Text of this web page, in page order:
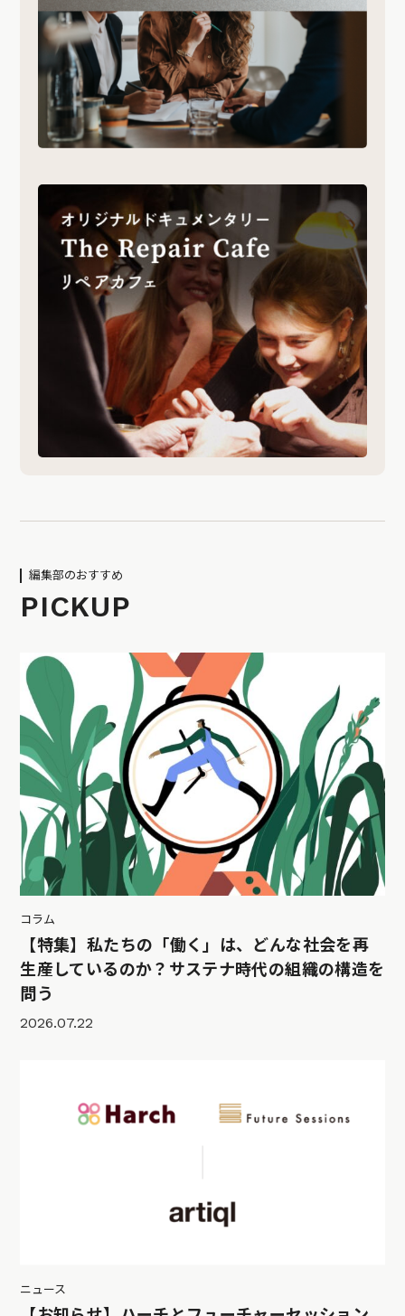
編集部のおすすめ
PICKUP
コラム
【特集】私たちの「働く」は、どんな社会を再
生産しているのか？サステナ時代の組織の構造を
問う
2026.07.22
ニュース